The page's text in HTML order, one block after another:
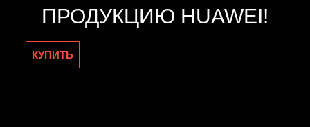
ПРОДУКЦИЮ HUAWEI!
КУПИТЬ